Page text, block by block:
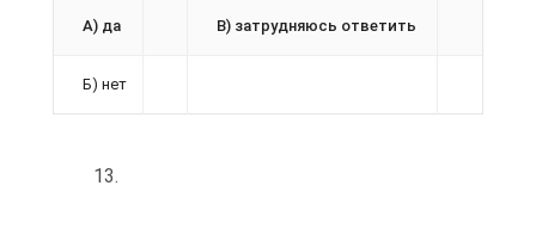
А) да В) затрудняюсь ответить
Б) нет
13.